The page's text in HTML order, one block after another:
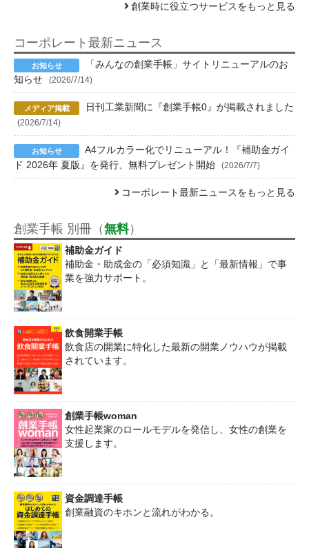
創業時に役立つサービスをもっと見る
コーポレート最新ニュース
「みんなの創業手帳」サイトリニューアルのお
知らせ
(2026/7/14)
日刊工業新聞に『創業手帳0』が掲載されました
(2026/7/14)
A4フルカラー化でリニューアル！『補助金ガイ
ド 2026年 夏版』を発行、無料プレゼント開始
(2026/7/7)
コーポレート最新ニュースをもっと見る
創業手帳 別冊（無料）
補助金ガイド
補助金・助成金の「必須知識」と「最新情報」で事
業を強力サポート。
飲食開業手帳
飲食店の開業に特化した最新の開業ノウハウが掲載
されています。
創業手帳woman
女性起業家のロールモデルを発信し、女性の創業を
支援します。
資金調達手帳
創業融資のキホンと流れがわかる。